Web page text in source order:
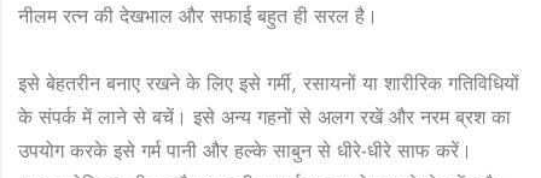
नीलम रत्न की देखभाल और सफाई बहुत ही सरल है।
इसे बेहतरीन बनाए रखने के लिए इसे गर्मी, रसायनों या शारीरिक गतिविधियों
के संपर्क में लाने से बचें। इसे अन्य गहनों से अलग रखें और नरम ब्रश का
उपयोग करके इसे गर्म पानी और हल्के साबुन से धीरे-धीरे साफ करें।